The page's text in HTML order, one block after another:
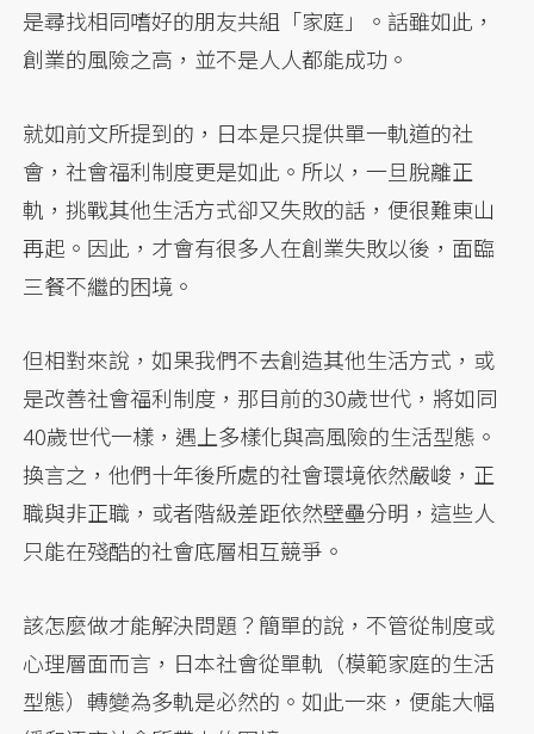
是尋找相同嗜好的朋友共組「家庭」。話雖如此，
創業的風險之高，並不是人人都能成功。
就如前文所提到的，日本是只提供單一軌道的社
會，社會福利制度更是如此。所以，一旦脫離正
軌，挑戰其他生活方式卻又失敗的話，便很難東山
再起。因此，才會有很多人在創業失敗以後，面臨
三餐不繼的困境。
但相對來說，如果我們不去創造其他生活方式，或
是改善社會福利制度，那目前的30歲世代，將如同
40歲世代一樣，遇上多樣化與高風險的生活型態。
換言之，他們十年後所處的社會環境依然嚴峻，正
職與非正職，或者階級差距依然壁壘分明，這些人
只能在殘酷的社會底層相互競爭。
該怎麼做才能解決問題？簡單的說，不管從制度或
心理層面而言，日本社會從單軌（模範家庭的生活
型態）轉變為多軌是必然的。如此一來，便能大幅